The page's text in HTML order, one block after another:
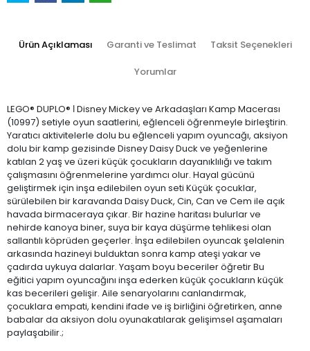
Ürün Açıklaması Garanti ve Teslimat Taksit Seçenekleri
Yorumlar
LEGO® DUPLO® ǀ Disney Mickey ve Arkadaşları Kamp Macerası
(10997) setiyle oyun saatlerini, eğlenceli öğrenmeyle birleştirin.
Yaratıcı aktivitelerle dolu bu eğlenceli yapım oyuncağı, aksiyon
dolu bir kamp gezisinde Disney Daisy Duck ve yeğenlerine
katılan 2 yaş ve üzeri küçük çocukların dayanıklılığı ve takım
çalışmasını öğrenmelerine yardımcı olur. Hayal gücünü
geliştirmek için inşa edilebilen oyun seti Küçük çocuklar,
sürülebilen bir karavanda Daisy Duck, Cin, Can ve Cem ile açık
havada birmaceraya çıkar. Bir hazine haritası bulurlar ve
nehirde kanoya biner, suya bir kaya düşürme tehlikesi olan
sallantılı köprüden geçerler. İnşa edilebilen oyuncak şelalenin
arkasında hazineyi bulduktan sonra kamp ateşi yakar ve
çadırda uykuya dalarlar. Yaşam boyu beceriler öğretir Bu
eğitici yapım oyuncağını inşa ederken küçük çocukların küçük
kas becerileri gelişir. Aile senaryolarını canlandırmak,
çocuklara empati, kendini ifade ve iş birliğini öğretirken, anne
babalar da aksiyon dolu oyunakatılarak gelişimsel aşamaları
paylaşabilir.;